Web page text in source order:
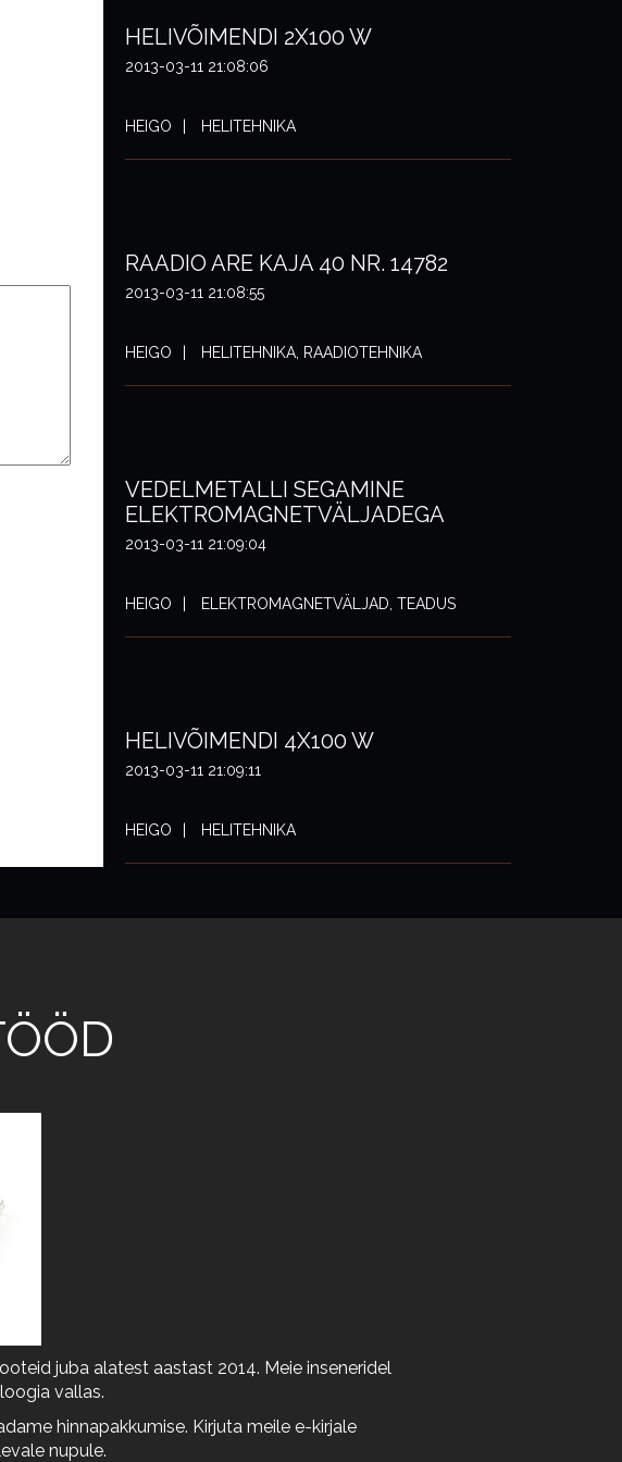
HELIVÕIMENDI 2X100 W
2013-03-11 21:08:06
HEIGO HELITEHNIKA
RAADIO ARE KAJA 40 NR. 14782
2013-03-11 21:08:55
HEIGO HELITEHNIKA, RAADIOTEHNIKA
VEDELMETALLI SEGAMINE
ELEKTROMAGNETVÄLJADEGA
2013-03-11 21:09:04
HEIGO ELEKTROMAGNETVÄLJAD, TEADUS
HELIVÕIMENDI 4X100 W
2013-03-11 21:09:11
HEIGO HELITEHNIKA
juba alatest aastast 2014. Meie inseneridel
vallas.
hinnapakkumise. Kirjuta meile e-kirjale
nupule.